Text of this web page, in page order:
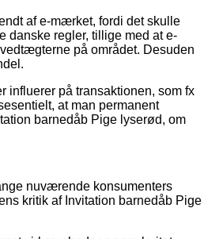
af e-mærket, fordi det skulle
danske regler, tillige med at e-
på området. Desuden
influerer på transaktionen, som fx
at man permanent
barnedåb Pige lyserød, om
nuværende konsumenters
kritik af Invitation barnedåb Pige